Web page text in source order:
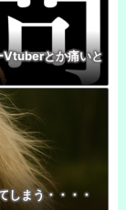
Vtuberとか痛いと
しまう・・・・